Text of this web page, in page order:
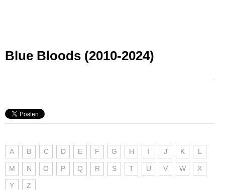
Blue Bloods (2010-2024)
A B C D E F G H I J K L
M N O P Q R S T U V W X
Y Z